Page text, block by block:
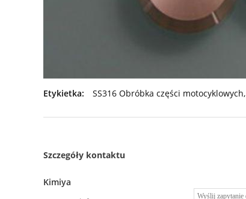
Etykietka: SS316 Obróbka części motocyklowych,
Szczegóły kontaktu
Kimiya